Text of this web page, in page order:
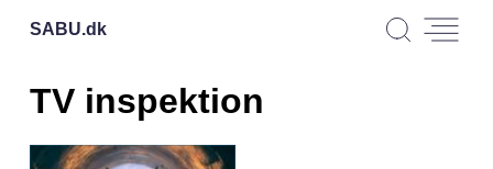
SABU.dk
TV inspektion